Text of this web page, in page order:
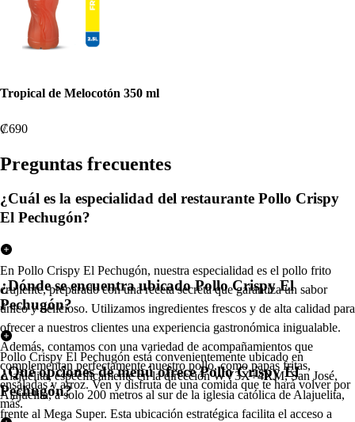
Tropical de Melocotón 350 ml
₡690
Preguntas frecuentes
¿Cuál es la especialidad del restaurante Pollo Crispy
El Pechugón?
En Pollo Crispy El Pechugón, nuestra especialidad es el pollo frito
crujiente, preparado con una receta secreta que garantiza un sabor
único y delicioso. Utilizamos ingredientes frescos y de alta calidad para
ofrecer a nuestros clientes una experiencia gastronómica inigualable.
Además, contamos con una variedad de acompañamientos que
complementan perfectamente nuestro pollo, como papas fritas,
ensaladas y arroz. Ven y disfruta de una comida que te hará volver por
más.
¿Dónde se encuentra ubicado Pollo Crispy El
Pechugón?
Pollo Crispy El Pechugón está convenientemente ubicado en
Alajuelita, específicamente en la dirección WV3X+4XM, San José,
Alajuelita, a solo 200 metros al sur de la iglesia católica de Alajuelita,
frente al Mega Super. Esta ubicación estratégica facilita el acceso a
¿Qué opciones de menú ofrece Pollo Crispy El
Pechugón?